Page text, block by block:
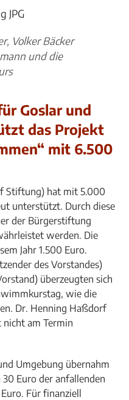
Volker Bäcker
und die
Goslar und
das Projekt
mit 6.500
Stiftung) hat mit 5.000
unterstützt. Durch diese
der Bürgerstiftung
werden. Die
Jahr 1.500 Euro.
des Vorstandes)
überzeugten sich
wie die
Dr. Henning Haßdorf
am Termin
Umgebung übernahm
Euro der anfallenden
Für finanziell